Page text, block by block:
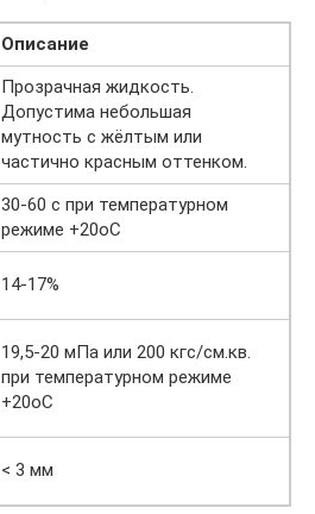
Описание
Прозрачная жидкость.
Допустима небольшая
мутность с жёлтым или
частично красным оттенком.
30-60 с при температурном
режиме +20оС
14-17%
19,5-20 мПа или 200 кгс/см.кв.
при температурном режиме
+20оС
< 3 мм